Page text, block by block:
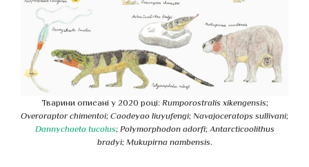
Тварини описані у 2020 році: Rumporostralis xikengensis;
Overoraptor chimentoi; Caodeyao liuyufengi; Navajoceratops sullivani;
Dannychaeta tucolus; Polymorphodon adorfi; Antarcticoolithus
bradyi; Mukupirna nambensis.